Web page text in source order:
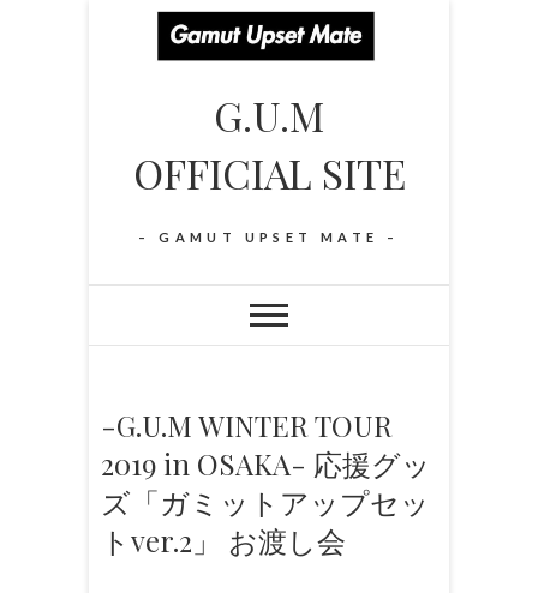
t
n
G.U.M
OFFICIAL SITE
– GAMUT UPSET MATE –
-G.U.M WINTER TOUR
2019 in OSAKA- 応援グッ
ズ「ガミットアップセッ
トver.2」 お渡し会